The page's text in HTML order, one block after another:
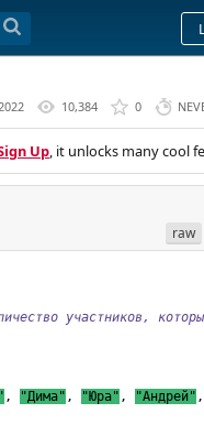
10,384 0
Up, it unlocks many cool
raw
участников,
, "Дима" , "Юра" , "Андрей"